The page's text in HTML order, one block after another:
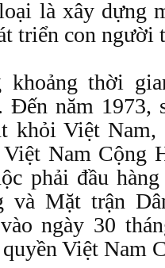
là xây dựng
triển con người
khoảng thời
Đến năm 1973,
khỏi Việt Nam,
Nam Cộng
phải đầu
và Mặt trận
ngày 30
Việt Nam